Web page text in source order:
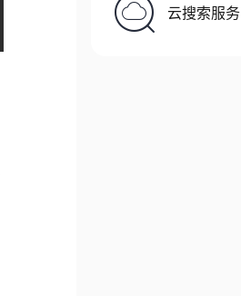
云搜索服务